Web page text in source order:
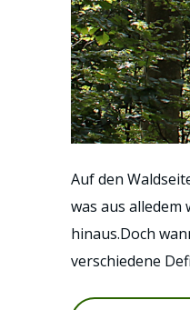
Auf den
was aus alledem
hinaus.Doch
verschiedene